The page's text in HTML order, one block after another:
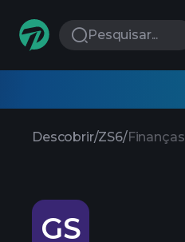
Pesquisar...
Descobrir/ZS6/Finanças
GS